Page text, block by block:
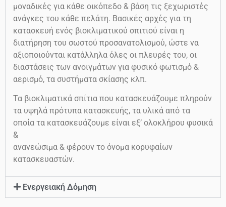
μοναδικές για κάθε οικόπεδο & βάση τις ξεχωριστές
ανάγκες του κάθε πελάτη. Βασικές αρχές για τη
κατασκευή ενός βιοκλιματικού σπιτιού είναι η
διατήρηση του σωστού προσανατολισμού, ώστε να
αξιοποιούνται κατάλληλα όλες οι πλευρές του, οι
διαστάσεις των ανοιγμάτων για φυσικό φωτισμό &
αερισμό, τα συστήματα σκίασης κλπ.
Τα βιοκλιματικά σπίτια που κατασκευάζουμε πληρούν
τα υψηλά πρότυπα κατασκευής, τα υλικά από τα
οποία τα κατασκευάζουμε είναι εξ’ ολοκλήρου φυσικά
&
ανανεώσιμα & φέρουν το όνομα κορυφαίων
κατασκευαστών.
Ενεργειακή Δόμηση